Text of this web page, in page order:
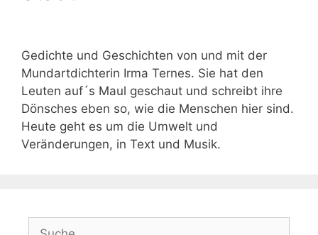
Gedichte und Geschichten von und mit der
Mundartdichterin Irma Ternes. Sie hat den
Leuten auf´s Maul geschaut und schreibt ihre
Dönsches eben so, wie die Menschen hier sind.
Heute geht es um die Umwelt und
Veränderungen, in Text und Musik.
Suche